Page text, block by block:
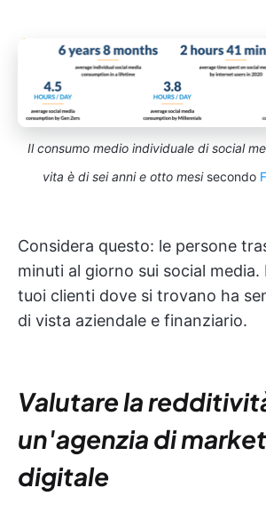
Il consumo medio individuale di social
vita è di sei anni e otto mesisecondo
Considera questo: le persone
minuti al giorno sui social
tuoi clienti dove si trovano ha
di vista aziendale e finanziario.
Valutare la
un'agenzia di
digitale